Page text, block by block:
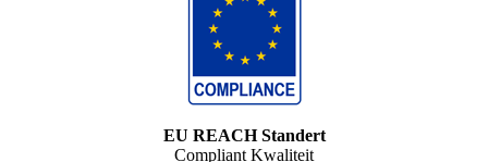
EU REACH Standert
Compliant Kwaliteit